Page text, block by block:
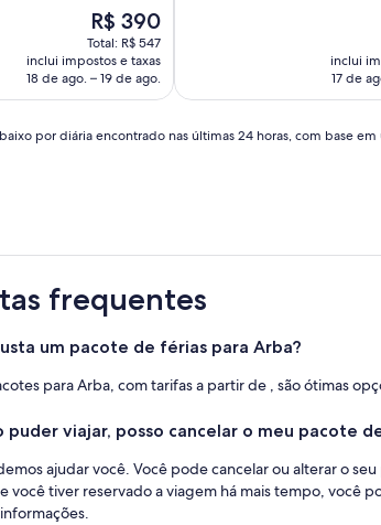
O
preço
é
de
R$ 390
R$ 390
Total: R$ 547
inclui impostos e taxas
18 de ago. – 19 de ago.
inclui
17 de
por diária encontrado nas últimas 24 horas, com base
frequentes
um pacote de férias para Arba?
para Arba, com tarifas a partir de , são ótimas
puder viajar, posso cancelar o meu pacote
ajudar você. Você pode cancelar ou alterar o
você tiver reservado a viagem há mais tempo, você